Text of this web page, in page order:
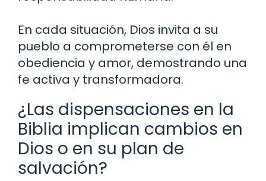
En cada situación, Dios invita a su
pueblo a comprometerse con él en
obediencia y amor, demostrando una
fe activa y transformadora.
¿Las dispensaciones en la
Biblia implican cambios en
Dios o en su plan de
salvación?